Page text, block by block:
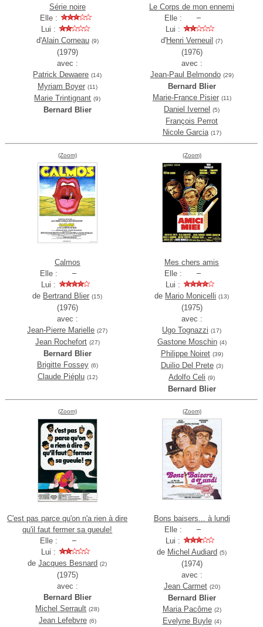
Série noire
Elle :
Lui :
d'Alain Corneau (9)
(1979)
avec :
Patrick Dewaere (14)
Myriam Boyer (11)
Marie Trintignant (9)
Bernard Blier
Le Corps de mon ennemi
Elle :
Lui :
d'Henri Verneuil (7)
(1976)
avec :
Jean-Paul Belmondo (29)
Bernard Blier
Marie-France Pisier (11)
Daniel Ivernel (5)
François Perrot
Nicole Garcia (17)
(Zoom)
Calmos
Elle :
Lui :
de Bertrand Blier (15)
(1976)
avec :
Jean-Pierre Marielle (27)
Jean Rochefort (27)
Bernard Blier
Brigitte Fossey (6)
Claude Piéplu (12)
(Zoom)
Mes chers amis
Elle :
Lui :
de Mario Monicelli (13)
(1975)
avec :
Ugo Tognazzi (17)
Gastone Moschin (4)
Philippe Noiret (39)
Duilio Del Prete (3)
Adolfo Celi (9)
Bernard Blier
(Zoom)
C'est pas parce qu'on n'a rien à dire
qu'il faut fermer sa gueule!
Elle :
Lui :
deJacques Besnard (2)
(1975)
avec :
Bernard Blier
Michel Serrault (28)
Jean Lefebvre (6)
(Zoom)
Bons baisers... à lundi
Elle :
Lui :
de Michel Audiard (5)
(1974)
avec :
Jean Carmet (20)
Bernard Blier
Maria Pacôme (2)
Evelyne Buyle (4)